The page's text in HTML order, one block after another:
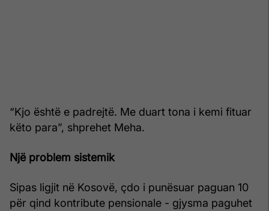
“Kjo është e padrejtë. Me duart tona i kemi fituar
këto para”, shprehet Meha.
Një problem sistemik
Sipas ligjit në Kosovë, çdo i punësuar paguan 10
për qind kontribute pensionale - gjysma paguhet